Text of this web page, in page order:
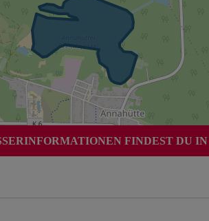
FINDEST DU IN